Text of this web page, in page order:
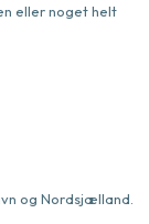
eller noget helt
og Nordsjælland.